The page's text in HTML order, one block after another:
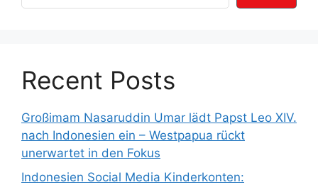
Recent Posts
Großimam Nasaruddin Umar lädt Papst Leo XIV.
nach Indonesien ein – Westpapua rückt
unerwartet in den Fokus
Indonesien Social Media Kinderkonten: